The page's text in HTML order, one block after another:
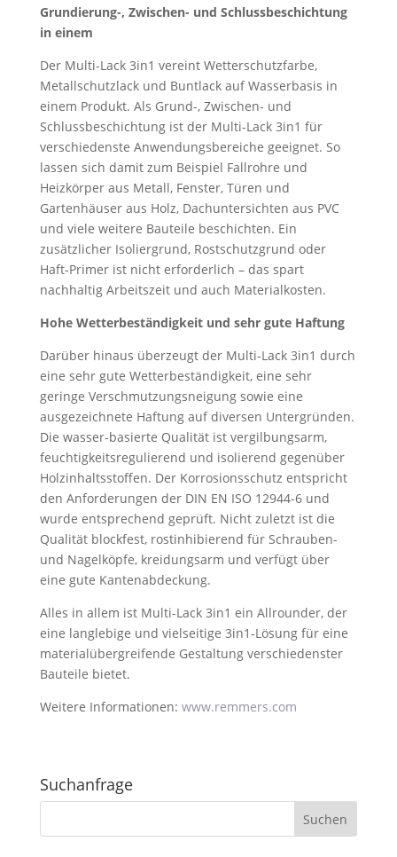
Grundierung-, Zwischen- und Schlussbeschichtung
in einem
Der Multi-Lack 3in1 vereint Wetterschutzfarbe,
Metallschutzlack und Buntlack auf Wasserbasis in
einem Produkt. Als Grund-, Zwischen- und
Schlussbeschichtung ist der Multi-Lack 3in1 für
verschiedenste Anwendungsbereiche geeignet. So
lassen sich damit zum Beispiel Fallrohre und
Heizkörper aus Metall, Fenster, Türen und
Gartenhäuser aus Holz, Dachuntersichten aus PVC
und viele weitere Bauteile beschichten. Ein
zusätzlicher Isoliergrund, Rostschutzgrund oder
Haft-Primer ist nicht erforderlich – das spart
nachhaltig Arbeitszeit und auch Materialkosten.
Hohe Wetterbeständigkeit und sehr gute Haftung
Darüber hinaus überzeugt der Multi-Lack 3in1 durch
eine sehr gute Wetterbeständigkeit, eine sehr
geringe Verschmutzungsneigung sowie eine
ausgezeichnete Haftung auf diversen Untergründen.
Die wasser-basierte Qualität ist vergilbungsarm,
feuchtigkeitsregulierend und isolierend gegenüber
Holzinhaltsstoffen. Der Korrosionsschutz entspricht
den Anforderungen der DIN EN ISO 12944-6 und
wurde entsprechend geprüft. Nicht zuletzt ist die
Qualität blockfest, rostinhibierend für Schrauben-
und Nagelköpfe, kreidungsarm und verfügt über
eine gute Kantenabdeckung.
Alles in allem ist Multi-Lack 3in1 ein Allrounder, der
eine langlebige und vielseitige 3in1-Lösung für eine
materialübergreifende Gestaltung verschiedenster
Bauteile bietet.
Weitere Informationen: www.remmers.com
Suchanfrage